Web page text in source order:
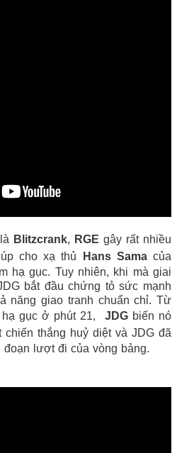
Blitzcrank, RGE gây rất nhiều
cho xạ thủ Hans Samacủa
hạ gục. Tuy nhiên, khi mà giai
bắt đầu chứng tỏ sức mạnh
năng giao tranh chuẩn chỉ. Từ
hạ gục ở phút 21, JDGbiến nó
chiến thắng huỷ diệt và JDG đã
lượt đi của vòng bảng.